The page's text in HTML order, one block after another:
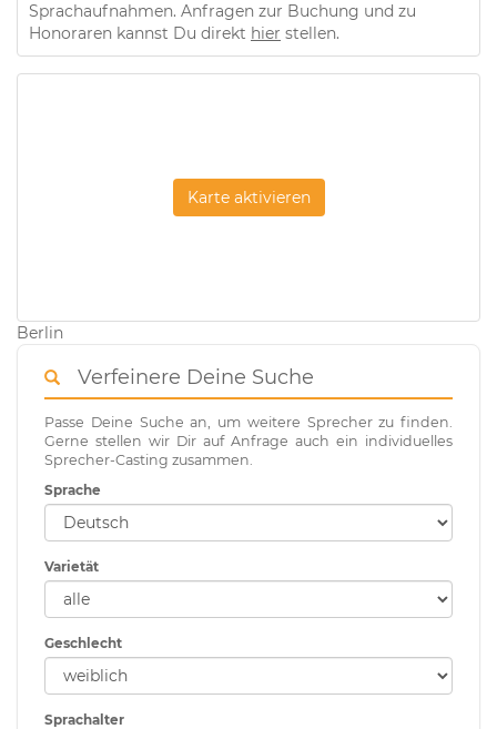
Sprachaufnahmen. Anfragen zur Buchung und zu
Honoraren kannst Du direkt hier stellen.
Karte aktivieren
Berlin
Verfeinere Deine Suche
Passe Deine Suche an, um weitere Sprecher zu finden.
Gerne stellen wir Dir auf Anfrage auch ein individuelles
Sprecher-Casting zusammen.
Sprache
Varietät
Geschlecht
Sprachalter